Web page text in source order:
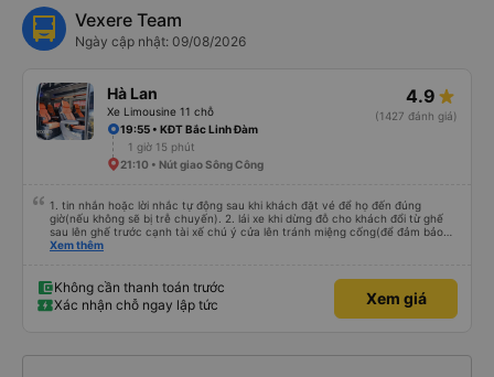
Vexere Team
Ngày cập nhật: 09/08/2026
Hà Lan
Xe Limousine 11 chỗ
4.9
(1427 đánh giá)
19:55 • KĐT Bắc Linh Đàm
1 giờ 15 phút
21:10 • Nút giao Sông Công
1. tin nhắn hoặc lời nhắc tự động sau khi khách đặt vé để họ đến đúng
giờ(nếu không sẽ bị trễ chuyến). 2. lái xe khi dừng đỗ cho khách đổi từ ghế
sau lên ghế trước cạnh tài xế chú ý cửa lên tránh miệng cống(để đảm bảo
an toàn cho khách- tại HN: miệng cống bằng sắt chữ nhật dạng ô lưới, cửa
Tng kịp 20h, để khách nối chuyến Xe 11 chỗ nên thoáng đãng.
Xem thêm
Không cần thanh toán trước
Xác nhận chỗ ngay lập tức
Xem giá